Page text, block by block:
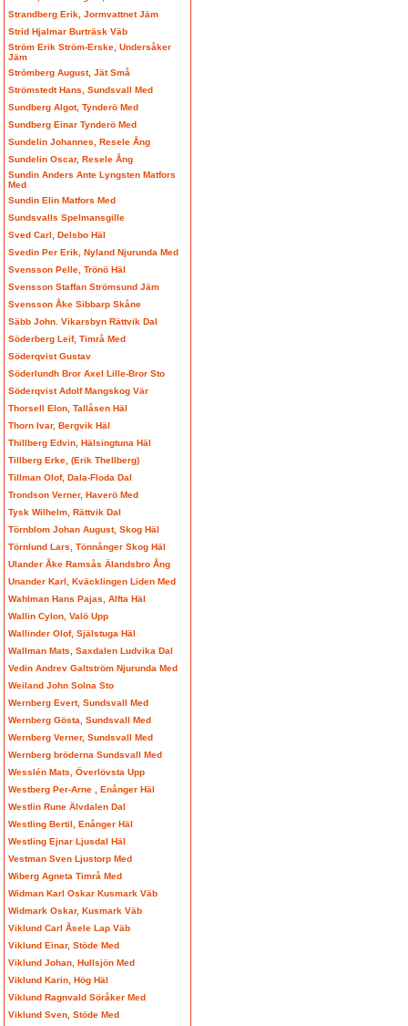
Strandberg Erik, Jormvattnet Jäm
Strid Hjalmar Burträsk Väb
Ström Erik Ström-Erske, Undersåker
Jäm
Strömberg August, Jät Små
Strömstedt Hans, Sundsvall Med
Sundberg Algot, Tynderö Med
Sundberg Einar Tynderö Med
Sundelin Johannes, Resele Ång
Sundelin Oscar, Resele Ång
Sundin Anders Ante Lyngsten Matfors
Med
Sundin Elin Matfors Med
Sundsvalls Spelmansgille
Sved Carl, Delsbo Häl
Svedin Per Erik, Nyland Njurunda Med
Svensson Pelle, Trönö Häl
Svensson Staffan Strömsund Jäm
Svensson Åke Sibbarp Skåne
Säbb John. Vikarsbyn Rättvik Dal
Söderberg Leif, Timrå Med
Söderqvist Gustav
Söderlundh Bror Axel Lille-Bror Sto
Söderqvist Adolf Mangskog Vär
Thorsell Elon, Tallåsen Häl
Thorn Ivar, Bergvik Häl
Thillberg Edvin, Hälsingtuna Häl
Tillberg Erke, (Erik Thellberg)
Tillman Olof, Dala-Floda Dal
Trondson Verner, Haverö Med
Tysk Wilhelm, Rättvik Dal
Törnblom Johan August, Skog Häl
Törnlund Lars, Tönnånger Skog Häl
Ulander Åke Ramsås Älandsbro Ång
Unander Karl, Kväcklingen Liden Med
Wahlman Hans Pajas, Alfta Häl
Wallin Cylon, Valö Upp
Wallinder Olof, Själstuga Häl
Wallman Mats, Saxdalen Ludvika Dal
Vedin Andrev Galtström Njurunda Med
Weiland John Solna Sto
Wernberg Evert, Sundsvall Med
Wernberg Gösta, Sundsvall Med
Wernberg Verner, Sundsvall Med
Wernberg bröderna Sundsvall Med
Wesslén Mats, Överlövsta Upp
Westberg Per-Arne , Enånger Häl
Westlin Rune Älvdalen Dal
Westling Bertil, Enånger Häl
Westling Ejnar Ljusdal Häl
Vestman Sven Ljustorp Med
Wiberg Agneta Timrå Med
Widman Karl Oskar Kusmark Väb
Widmark Oskar, Kusmark Väb
Viklund Carl Åsele Lap Väb
Viklund Einar, Stöde Med
Viklund Johan, Hullsjön Med
Viklund Karin, Hög Häl
Viklund Ragnvald Söråker Med
Viklund Sven, Stöde Med